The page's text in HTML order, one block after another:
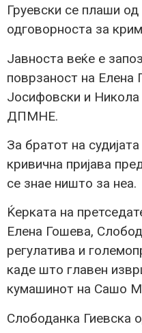
Груевски се плаши
одговорноста за
Јавноста веќе е
поврзаност на Елена
Јосифовски и
ДПМНЕ.
За братот на
кривична пријава
се знае ништо за неа.
Ќерката на
Елена Гошева,
регулатива и
каде што главен
кумашинот на Сашо
Слободанка Гиевска